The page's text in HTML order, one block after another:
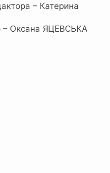
– Катерина
– Оксана ЯЦЕВСЬКА